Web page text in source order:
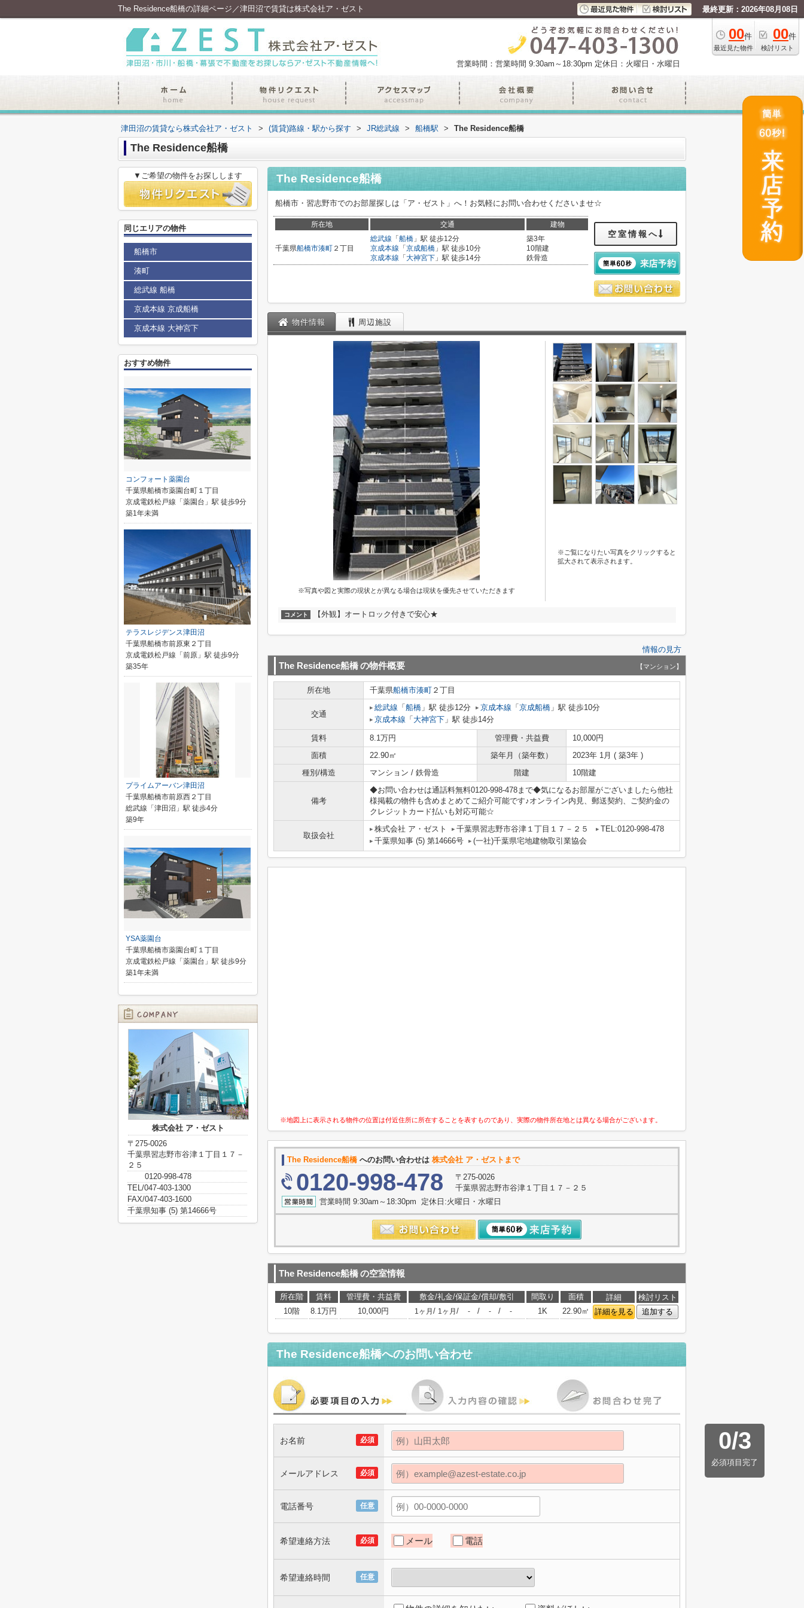
The Residence船橋の詳細ページ／津田沼で賃貸は株式会社ア・ゼスト 最終更新：2026年08月08日
00件
最近見た物件
00件
検討リスト
営業時間：営業時間 9:30am～18:30pm 定休日：火曜日・水曜日
津田沼の賃貸なら株式会社ア・ゼスト > (賃貸)路線・駅から探す > JR総武線 > 船橋駅 > The Residence船橋
The Residence船橋
The Residence船橋
船橋市・習志野市でのお部屋探しは「ア・ゼスト」へ！お気軽にお問い合わせくださいませ☆
所在地 交通 建物
千葉県船橋市湊町 ２丁目
総武線 「 船橋 」駅 徒歩12分
京成本線 「 京成船橋 」駅 徒歩10分
京成本線 「 大神宮下 」駅 徒歩14分
築3年
10階建
鉄骨造
空室情報へ
物件情報 周辺施設
※写真や図と実際の現状とが異なる場合は現状を優先させていただきます
※ご覧になりたい写真をクリックすると
拡大されて表示されます。
コメント 【外観】オートロック付きで安心★
情報の見方
The Residence船橋の物件概要 【マンション】
所在地 千葉県船橋市湊町 ２丁目
交通
総武線 「 船橋 」駅 徒歩12分 京成本線 「 京成船橋 」駅 徒歩10分
京成本線 「 大神宮下 」駅 徒歩14分
賃料 8.1万円 管理費・共益費
10,000円
面積
22.90㎡ 築年月（築年数）
2023年 1月 ( 築3年 )
種別/構造
マンション / 鉄骨造 階建 10階建
備考
◆お問い合わせは通話料無料0120-998-478まで◆気になるお部屋がございましたら他社
様掲載の物件も含めまとめてご紹介可能です♪オンライン内見、郵送契約、ご契約金の
クレジットカード払いも対応可能☆
取扱会社
株式会社 ア・ゼスト 千葉県習志野市谷津１丁目１７－２５
TEL:0120-998-478
千葉県知事 (5) 第14666号
(一社)千葉県宅地建物取引業協会
※地図上に表示される物件の位置は付近住所に所在することを表すものであり、実際の物件所在地とは異なる場合がございます。
The Residence船橋 へのお問い合わせは 株式会社 ア・ゼストまで
0120-998-478
〒275-0026
千葉県習志野市谷津１丁目１７－２５
営業時間 9:30am～18:30pm 定休日:火曜日・水曜日
The Residence船橋の空室情報
所在階 賃料 管理費・共益費 敷金/礼金/保証金/償却/敷引 間取り 面積 詳細
検討リスト
10階
8.1万円 10,000円 1ヶ月 / 1ヶ月 / - / - / - 1K 22.90㎡ 詳細を見る 追加する
The Residence船橋へのお問い合わせ
0/3
必須項目完了
必須
お名前
必須
メールアドレス
任意
電話番号
必須
希望連絡方法 メール 電話
任意
希望連絡時間
▼ご希望の物件をお探しします
同じエリアの物件
船橋市
湊町
総武線 船橋
京成本線 京成船橋
京成本線 大神宮下
おすすめ物件
コンフォート薬園台
千葉県船橋市薬園台町１丁目
京成電鉄松戸線「薬園台」駅 徒歩9分
築1年未満
テラスレジデンス津田沼
千葉県船橋市前原東２丁目
京成電鉄松戸線「前原」駅 徒歩9分
築35年
プライムアーバン津田沼
千葉県船橋市前原西２丁目
総武線「津田沼」駅 徒歩4分
築9年
YSA薬園台
千葉県船橋市薬園台町１丁目
京成電鉄松戸線「薬園台」駅 徒歩9分
築1年未満
株式会社 ア・ゼスト
〒275-0026
千葉県習志野市谷津１丁目１７－
２５
0120-998-478
TEL/047-403-1300
FAX/047-403-1600
千葉県知事 (5) 第14666号